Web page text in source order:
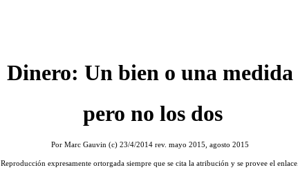
Dinero: Un bien o una medida
pero no los dos
Por Marc Gauvin (c) 23/4/2014 rev. mayo 2015, agosto 2015
Reproducción expresamente ortorgada siempre que se cita la atribución y se provee el enlace.